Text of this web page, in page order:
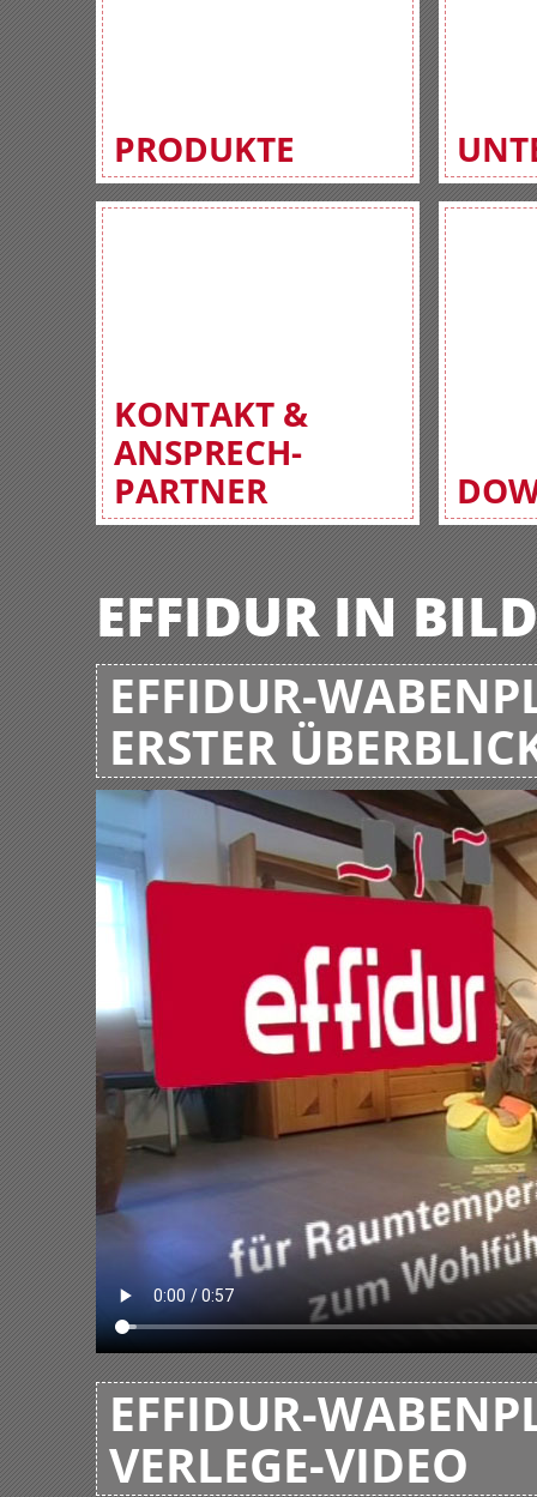
PRODUKTE
KONTAKT &
ANSPRECH-
PARTNER
EFFIDUR IN
EFFIDUR-
ERSTER
EFFIDUR-
VERLEGE-VIDEO